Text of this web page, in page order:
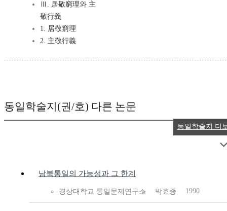
Ⅲ. 居敬窮理와 主
敬行義
1. 居敬窮理
2. 主敬行義
동일학술지(권/호) 다른 논문
남북통일의 가능성과 그 한계
경상대학교 통일문제연구소 박효종 1990
동일학술지 더